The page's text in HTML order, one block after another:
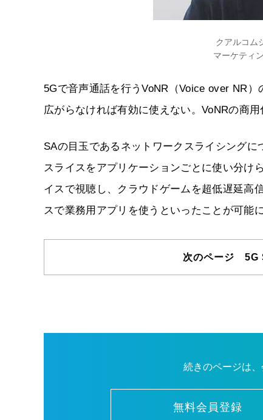
クアルコム
マーケティ
5Gで音声通話を行うVoNR（Voice over NR
広がらなければ有効に使えない。VoNRの商用
SAの目玉であるネットワークスライシング
スライスをアプリケーションごとに使い分け
イスで視聴し、クラウドゲームを超低遅延高
スで業務用アプリを使うといったことが可能に
次のページ 5G
続きのページは、
無料会員登録